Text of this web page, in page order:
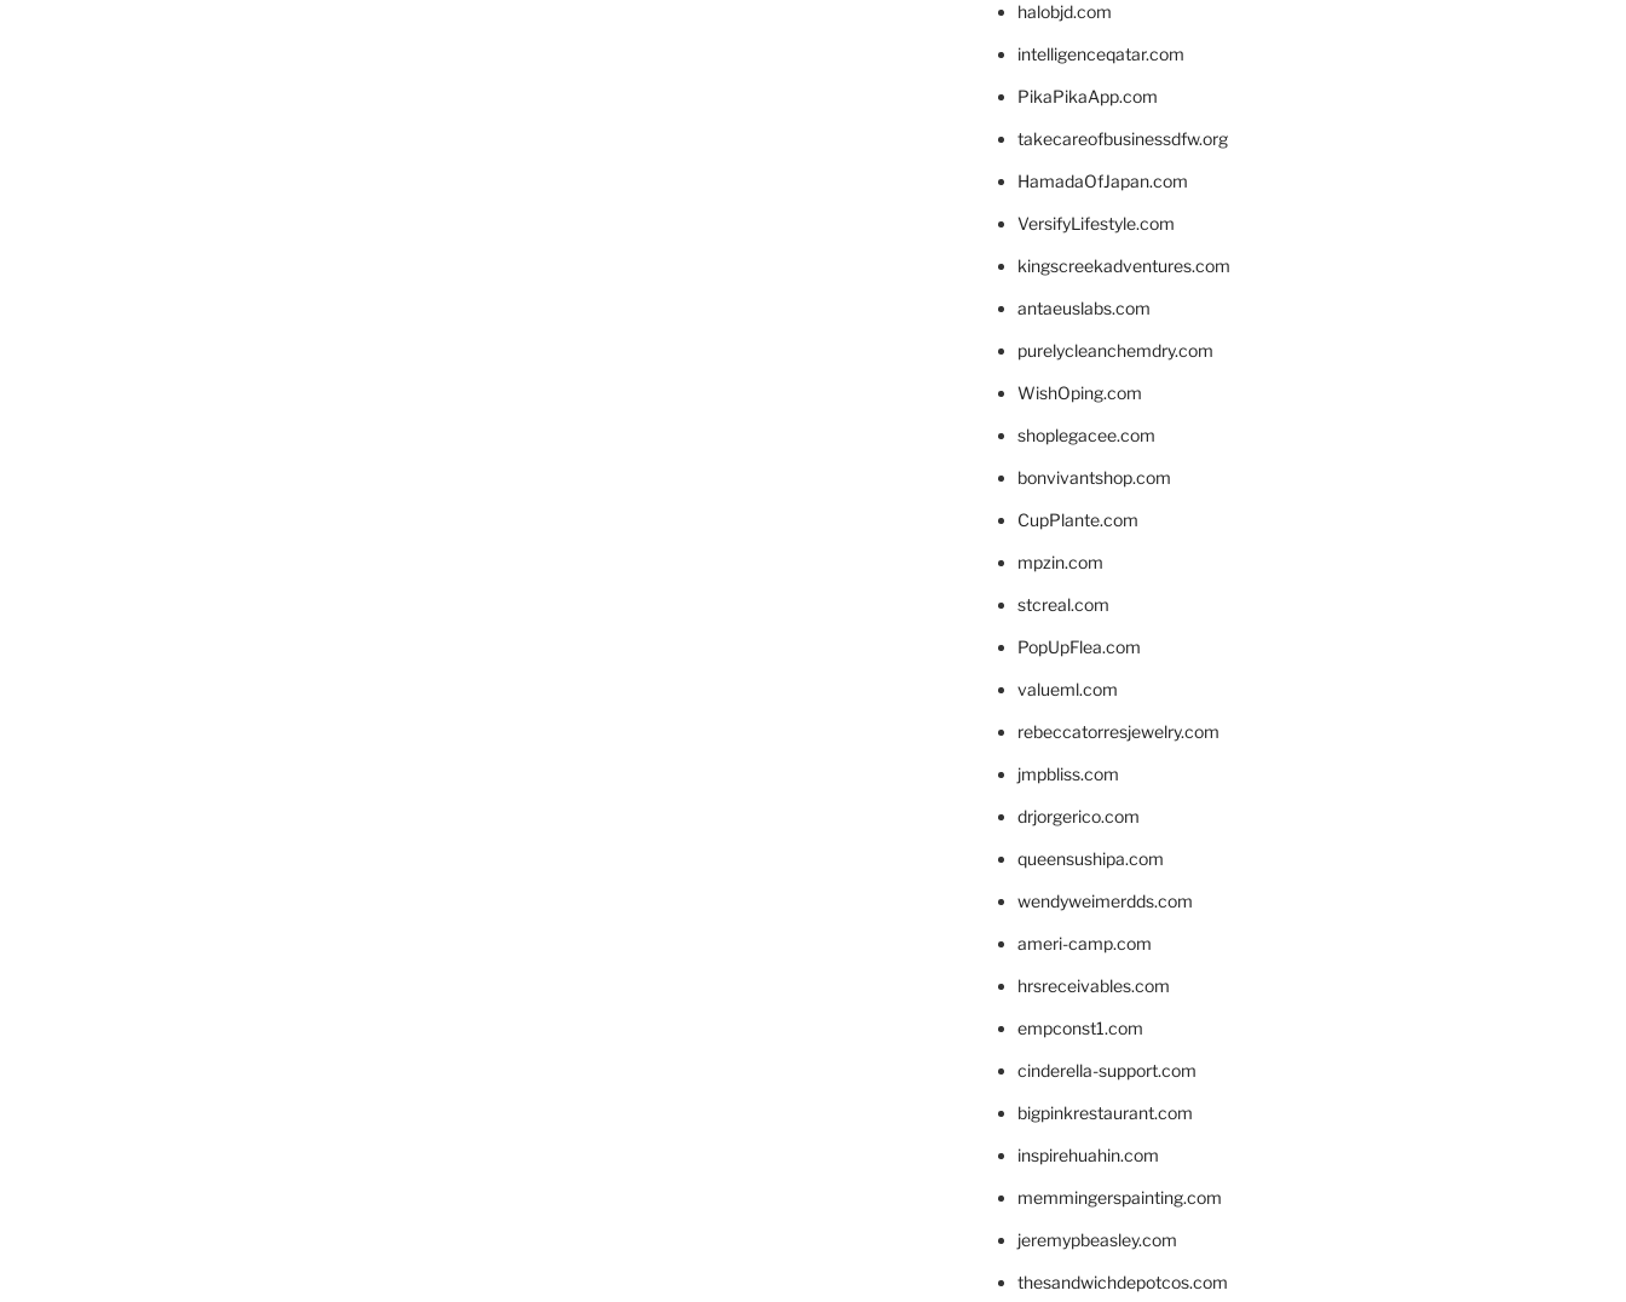
halobjd.com
intelligenceqatar.com
PikaPikaApp.com
takecareofbusinessdfw.org
HamadaOfJapan.com
VersifyLifestyle.com
kingscreekadventures.com
antaeuslabs.com
purelycleanchemdry.com
WishOping.com
shoplegacee.com
bonvivantshop.com
CupPlante.com
mpzin.com
stcreal.com
PopUpFlea.com
valueml.com
rebeccatorresjewelry.com
jmpbliss.com
drjorgerico.com
queensushipa.com
wendyweimerdds.com
ameri-camp.com
hrsreceivables.com
empconst1.com
cinderella-support.com
bigpinkrestaurant.com
inspirehuahin.com
memmingerspainting.com
jeremypbeasley.com
thesandwichdepotcos.com